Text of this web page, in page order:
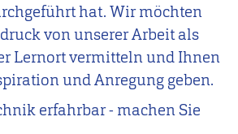
hat. Wir möchten
von unserer Arbeit als
Lernort vermitteln und Ihnen
und Anregung geben.
erfahrbar - machen Sie